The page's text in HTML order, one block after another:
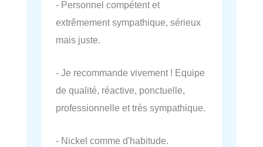
- Personnel compétent et
extrêmement sympathique, sérieux
mais juste.
- Je recommande vivement ! Equipe
de qualité, réactive, ponctuelle,
professionnelle et très sympathique.
- Nickel comme d'habitude.